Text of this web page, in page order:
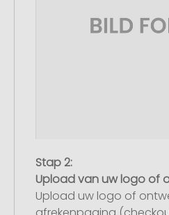
Stap 2:
Upload van uw logo of
Upload uw logo of